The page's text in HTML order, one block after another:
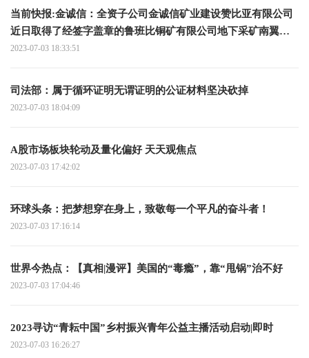
当前快报:金诚信：全资子公司金诚信矿业建设赞比亚有限公司
近日取得了经签字盖章的鲁班比铜矿有限公司地下采矿南翼开
拓和生产运营合同
2023-07-03 18:33:51
司法部：属于循环证明无谓证明的公证材料坚决砍掉
2023-07-03 18:04:09
A股市场板块轮动及量化偏好 天天观焦点
2023-07-03 17:42:02
环球头条：把梦想穿在身上，致敬每一个平凡的奋斗者！
2023-07-03 17:16:14
世界今热点：【真相|漫评】美国的“毒瘾”，靠“甩锅”治不好
2023-07-03 17:04:46
2023寻访“青耘中国”乡村振兴青年公益主播活动启动|即时
2023-07-03 16:26:27